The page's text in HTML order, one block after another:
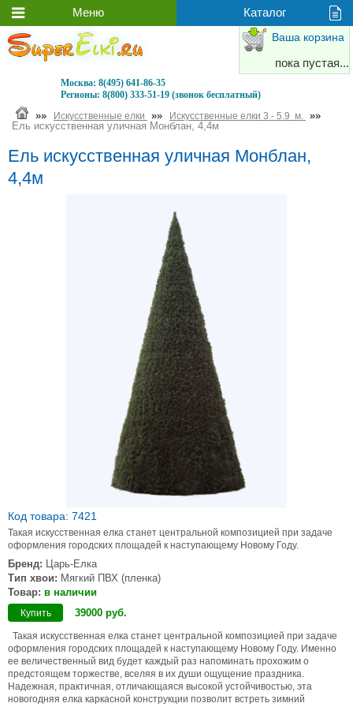
Москва: 8(495) 641-86-35
Регионы: 8(800) 333-51-19 (звонок бесплатный)
Ваша корзина
пока пустая...
»» Искусственные елки »» Искусственные елки 3 - 5.9 м. »»
Ель искусственная уличная Монблан, 4,4м
Ель искусственная уличная Монблан,
4,4м
Код товара: 7421
Такая искусственная елка станет центральной композицией при задаче
оформления городских площадей к наступающему Новому Году.
Бренд: Царь-Елка
Тип хвои: Мягкий ПВХ (пленка)
Товар: в наличии
Купить 39000 руб.
Такая искусственная елка станет центральной композицией при задаче
оформления городских площадей к наступающему Новому Году. Именно
ее величественный вид будет каждый раз напоминать прохожим о
предстоящем торжестве, вселяя в их души ощущение праздника.
Надежная, практичная, отличающаяся высокой устойчивостью, эта
новогодняя елка каркасной конструкции позволит встреть зимний